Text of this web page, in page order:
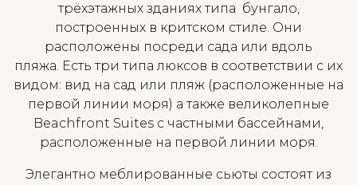
трёхэтажных зданиях типа бунгало,
построенных в критском стиле. Они
расположены посреди сада или вдоль
пляжа. Есть три типа люксов в соответствии с их
видом: вид на сад или пляж (расположенные на
первой линии моря) а также великолепные
Beachfront Suites с частными бассейнами,
расположенные на первой линии моря.
Элегантно меблированные сьюты состоят из